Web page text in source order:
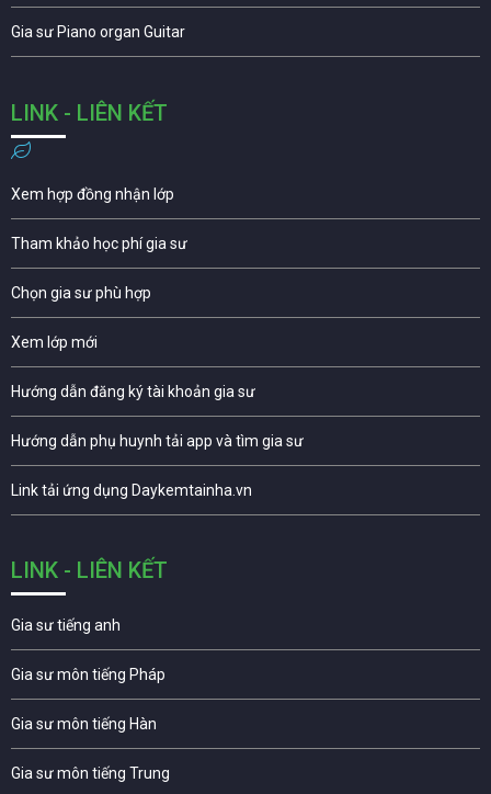
Gia sư Piano organ Guitar
LINK - LIÊN KẾT
Xem hợp đồng nhận lớp
Tham khảo học phí gia sư
Chọn gia sư phù hợp
Xem lớp mới
Hướng dẫn đăng ký tài khoản gia sư
Hướng dẫn phụ huynh tải app và tìm gia sư
Link tải ứng dụng Daykemtainha.vn
LINK - LIÊN KẾT
Gia sư tiếng anh
Gia sư môn tiếng Pháp
Gia sư môn tiếng Hàn
Gia sư môn tiếng Trung